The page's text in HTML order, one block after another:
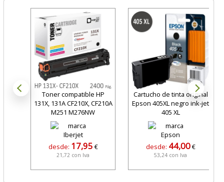
Toner compatible HP
131X, 131A CF210X, CF210A
M251 M276NW
desde: 17,95 €
21,72 con Iva
Cartucho de tinta original
Epson 405XL negro ink-jet
405 XL
desde: 44,00€
53,24 con Iva